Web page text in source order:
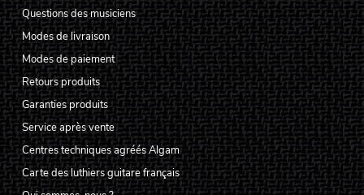
Questions des musiciens
Modes de livraison
Modes de paiement
Retours produits
Garanties produits
Service après vente
Centres techniques agréés Algam
Carte des luthiers guitare français